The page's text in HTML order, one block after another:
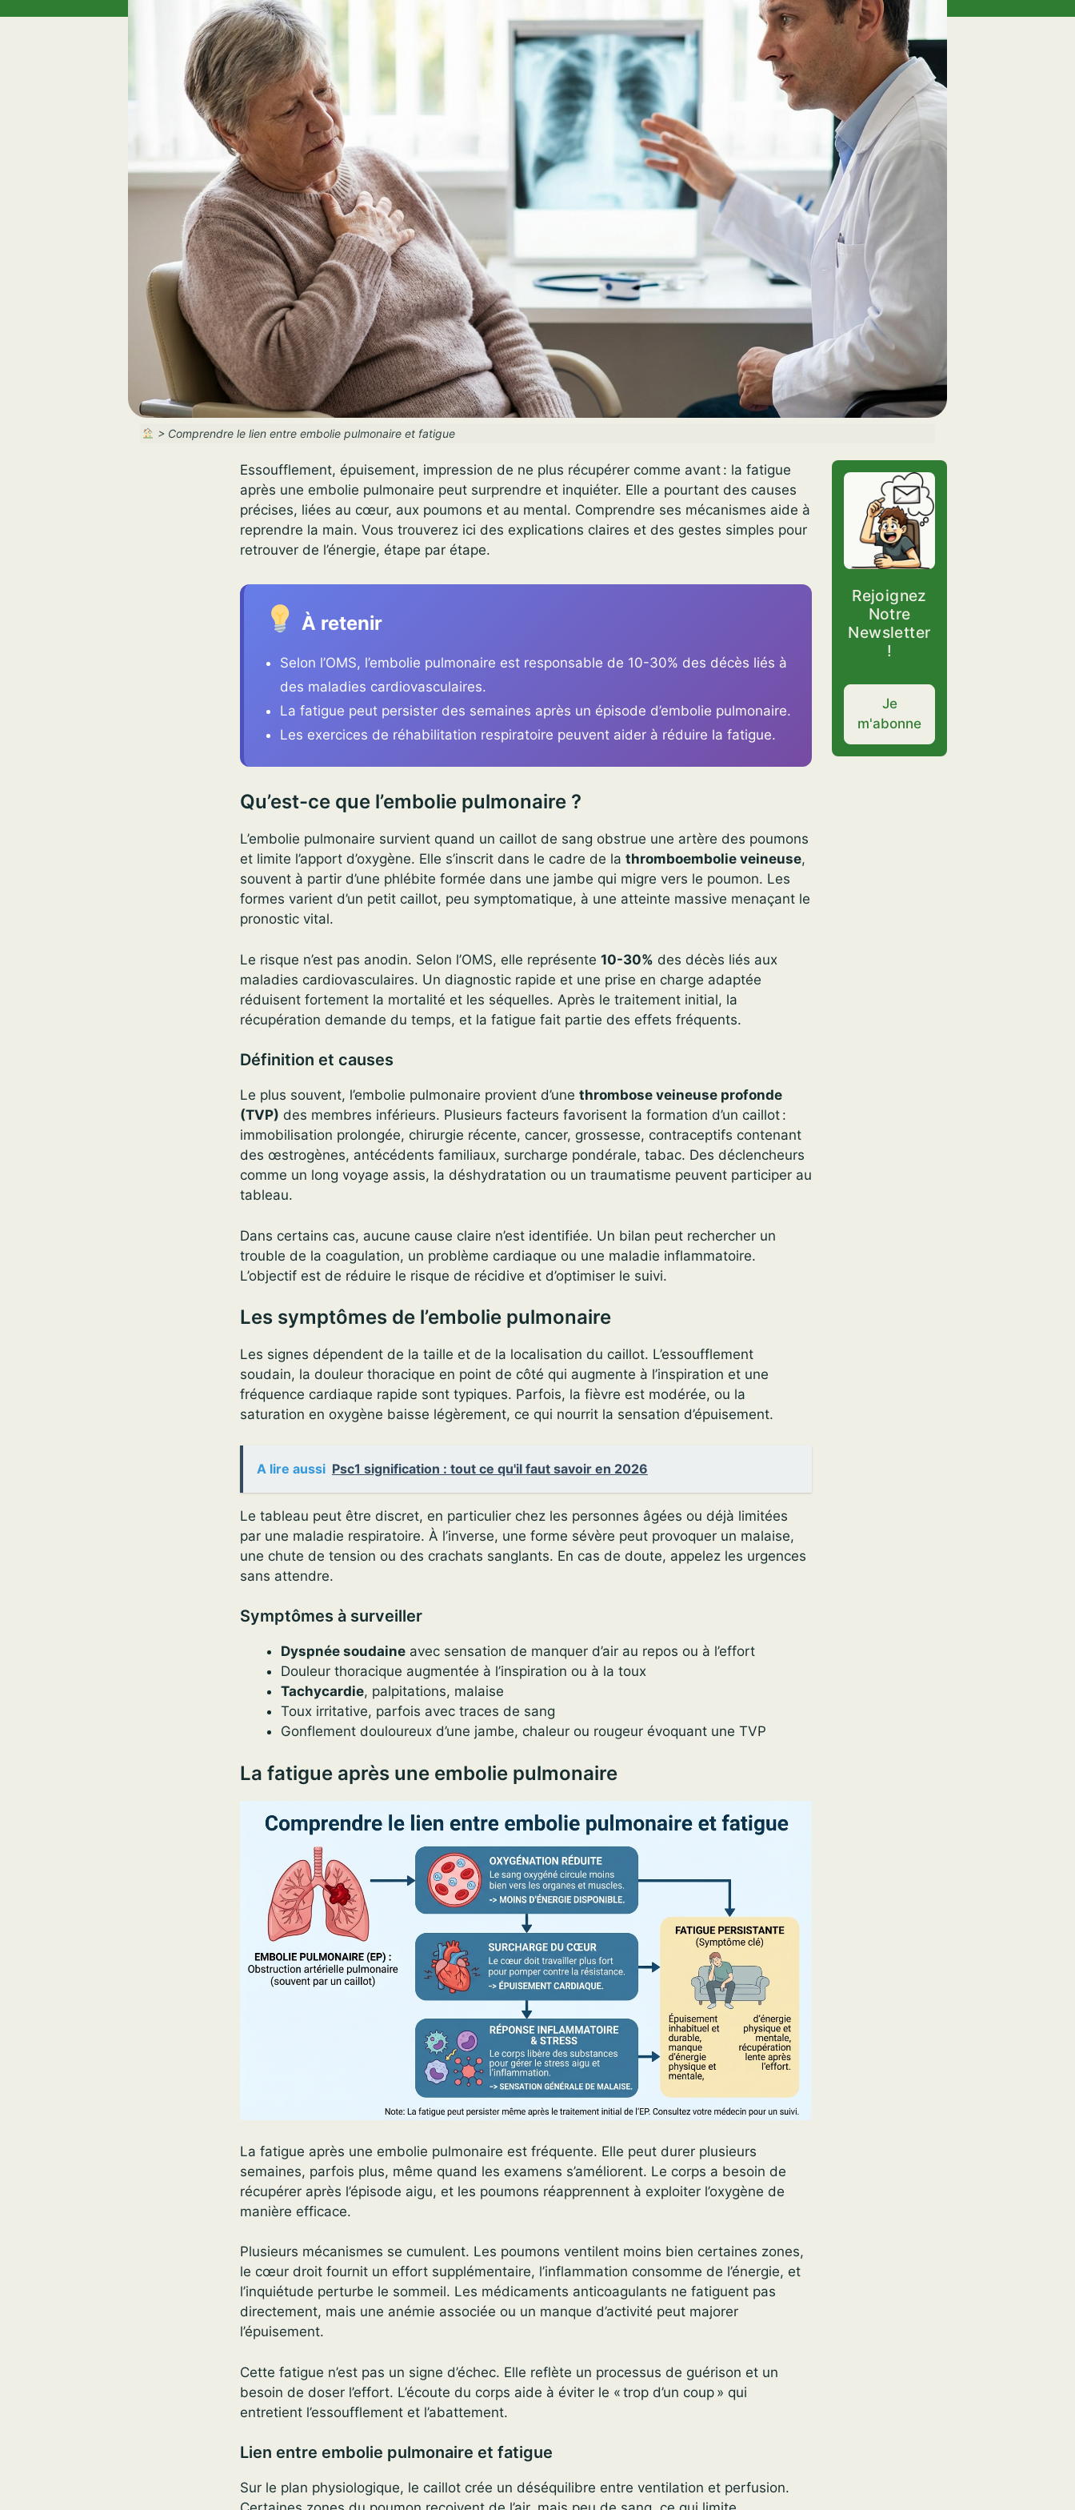
> Comprendre le lien entre embolie pulmonaire et fatigue
Essoufflement, épuisement, impression de ne plus récupérer comme avant : la fatigue
après une embolie pulmonaire peut surprendre et inquiéter. Elle a pourtant des causes
précises, liées au cœur, aux poumons et au mental. Comprendre ses mécanismes aide à
reprendre la main. Vous trouverez ici des explications claires et des gestes simples pour
retrouver de l’énergie, étape par étape.
À retenir
Selon l’OMS, l’embolie pulmonaire est responsable de 10-30% des décès liés à
des maladies cardiovasculaires.
La fatigue peut persister des semaines après un épisode d’embolie pulmonaire.
Les exercices de réhabilitation respiratoire peuvent aider à réduire la fatigue.
Qu’est-ce que l’embolie pulmonaire ?
L’embolie pulmonaire survient quand un caillot de sang obstrue une artère des poumons
et limite l’apport d’oxygène. Elle s’inscrit dans le cadre de la thromboembolie veineuse,
souvent à partir d’une phlébite formée dans une jambe qui migre vers le poumon. Les
formes varient d’un petit caillot, peu symptomatique, à une atteinte massive menaçant le
pronostic vital.
Le risque n’est pas anodin. Selon l’OMS, elle représente 10-30% des décès liés aux
maladies cardiovasculaires. Un diagnostic rapide et une prise en charge adaptée
réduisent fortement la mortalité et les séquelles. Après le traitement initial, la
récupération demande du temps, et la fatigue fait partie des effets fréquents.
Définition et causes
Le plus souvent, l’embolie pulmonaire provient d’une thrombose veineuse profonde
(TVP) des membres inférieurs. Plusieurs facteurs favorisent la formation d’un caillot :
immobilisation prolongée, chirurgie récente, cancer, grossesse, contraceptifs contenant
des œstrogènes, antécédents familiaux, surcharge pondérale, tabac. Des déclencheurs
comme un long voyage assis, la déshydratation ou un traumatisme peuvent participer au
tableau.
Dans certains cas, aucune cause claire n’est identifiée. Un bilan peut rechercher un
trouble de la coagulation, un problème cardiaque ou une maladie inflammatoire.
L’objectif est de réduire le risque de récidive et d’optimiser le suivi.
Les symptômes de l’embolie pulmonaire
Les signes dépendent de la taille et de la localisation du caillot. L’essoufflement
soudain, la douleur thoracique en point de côté qui augmente à l’inspiration et une
fréquence cardiaque rapide sont typiques. Parfois, la fièvre est modérée, ou la
saturation en oxygène baisse légèrement, ce qui nourrit la sensation d’épuisement.
A lire aussi Psc1 signification : tout ce qu'il faut savoir en 2026
Le tableau peut être discret, en particulier chez les personnes âgées ou déjà limitées
par une maladie respiratoire. À l’inverse, une forme sévère peut provoquer un malaise,
une chute de tension ou des crachats sanglants. En cas de doute, appelez les urgences
sans attendre.
Symptômes à surveiller
Dyspnée soudaine avec sensation de manquer d’air au repos ou à l’effort
Douleur thoracique augmentée à l’inspiration ou à la toux
Tachycardie, palpitations, malaise
Toux irritative, parfois avec traces de sang
Gonflement douloureux d’une jambe, chaleur ou rougeur évoquant une TVP
La fatigue après une embolie pulmonaire
La fatigue après une embolie pulmonaire est fréquente. Elle peut durer plusieurs
semaines, parfois plus, même quand les examens s’améliorent. Le corps a besoin de
récupérer après l’épisode aigu, et les poumons réapprennent à exploiter l’oxygène de
manière efficace.
Plusieurs mécanismes se cumulent. Les poumons ventilent moins bien certaines zones,
le cœur droit fournit un effort supplémentaire, l’inflammation consomme de l’énergie, et
l’inquiétude perturbe le sommeil. Les médicaments anticoagulants ne fatiguent pas
directement, mais une anémie associée ou un manque d’activité peut majorer
l’épuisement.
Cette fatigue n’est pas un signe d’échec. Elle reflète un processus de guérison et un
besoin de doser l’effort. L’écoute du corps aide à éviter le « trop d’un coup » qui
entretient l’essoufflement et l’abattement.
Lien entre embolie pulmonaire et fatigue
Sur le plan physiologique, le caillot crée un déséquilibre entre ventilation et perfusion.
Rejoignez
Notre
Newsletter
!
Je
m'abonne